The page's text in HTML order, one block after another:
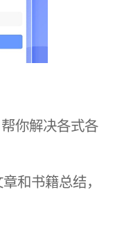
你解决各式各
和书籍总结，